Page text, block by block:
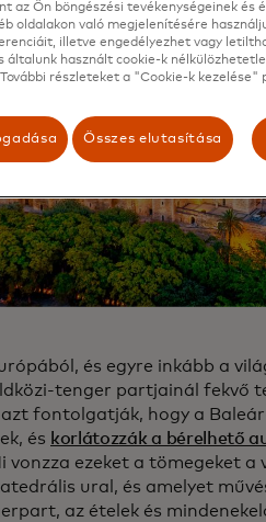
és egyre inkább a
tenger partjainál fekvő
fontolgatják, hogy a
és korlátozzák a bérelhető
vonzza ezeket a tömegeket a
ural, és amelyet
az ételek és
az Ön böngészési tevékenységeinek és
oldalakon való megjelenítésére
illetve engedélyezhet vagy
általunk használt cookie-k
részleteket a "Cookie-k
Összes elutasítása